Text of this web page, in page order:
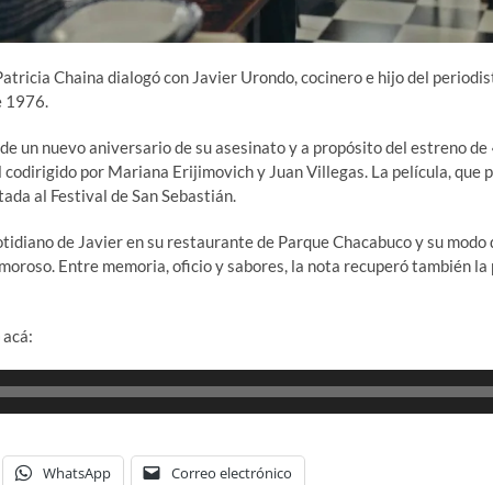
Chaina dialogó con Javier Urondo, cocinero e hijo del
1976.
un nuevo aniversario de su asesinato y a propósito del estreno
por Mariana Erijimovich y Juan Villegas. La película, que
al Festival de San Sebastián.
de Javier en su restaurante de Parque Chacabuco y su modo
Entre memoria, oficio y sabores, la nota recuperó también la
WhatsApp Correo electrónico